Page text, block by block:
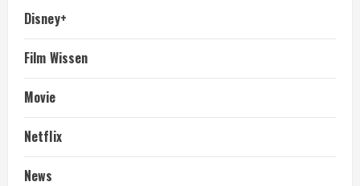
Disney+
Film Wissen
Movie
Netflix
News